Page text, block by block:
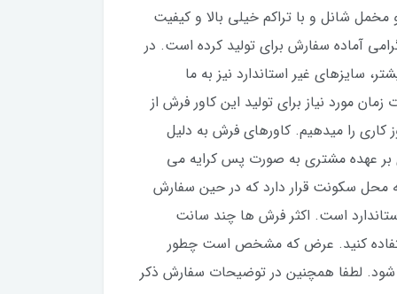
شانل و با تراکم خیلی بالا و کیفیت
در سایزهای 4 و 6 و 9 و 12 متری برای شما مشتریان گرامی آماده سفارش برای تولید کرده است. در
کمی بزرگتر یا کوچکتر باشند، می توانید در قبال 100 هزار تومان بیشتر، سایزهای غیر استاندارد نیز به ما
قول ما برای مدت زمان مورد نیاز برای تولید این کاور فرش از
سفارش، ۲۵ روز کاری می باشد، اما عموما زودتر تولید و ارسال می شود. ما برای این بدقول نشیم، قول ۲۵ روز کاری را میدهیم. کاورهای فرش به دلیل
عهده مشتری به صورت پس کرایه می
محل سکونت قرار دارد که در حین سفارش
است. اکثر فرش ها چند سانت
کنید‌. عرض که مشخص است چطور
شود. لطفا همچنین در توضیحات سفارش ذکر